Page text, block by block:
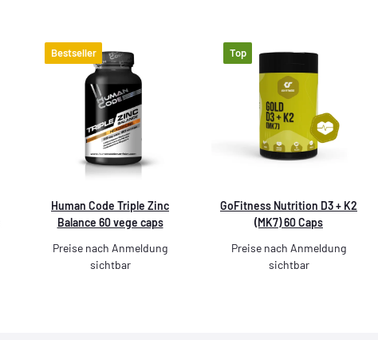
Bestseller
Human Code Triple Zinc
Balance 60 vege caps
Preise nach Anmeldung
sichtbar
Top
GoFitness Nutrition D3 + K2
(MK7) 60 Caps
Preise nach Anmeldung
sichtbar